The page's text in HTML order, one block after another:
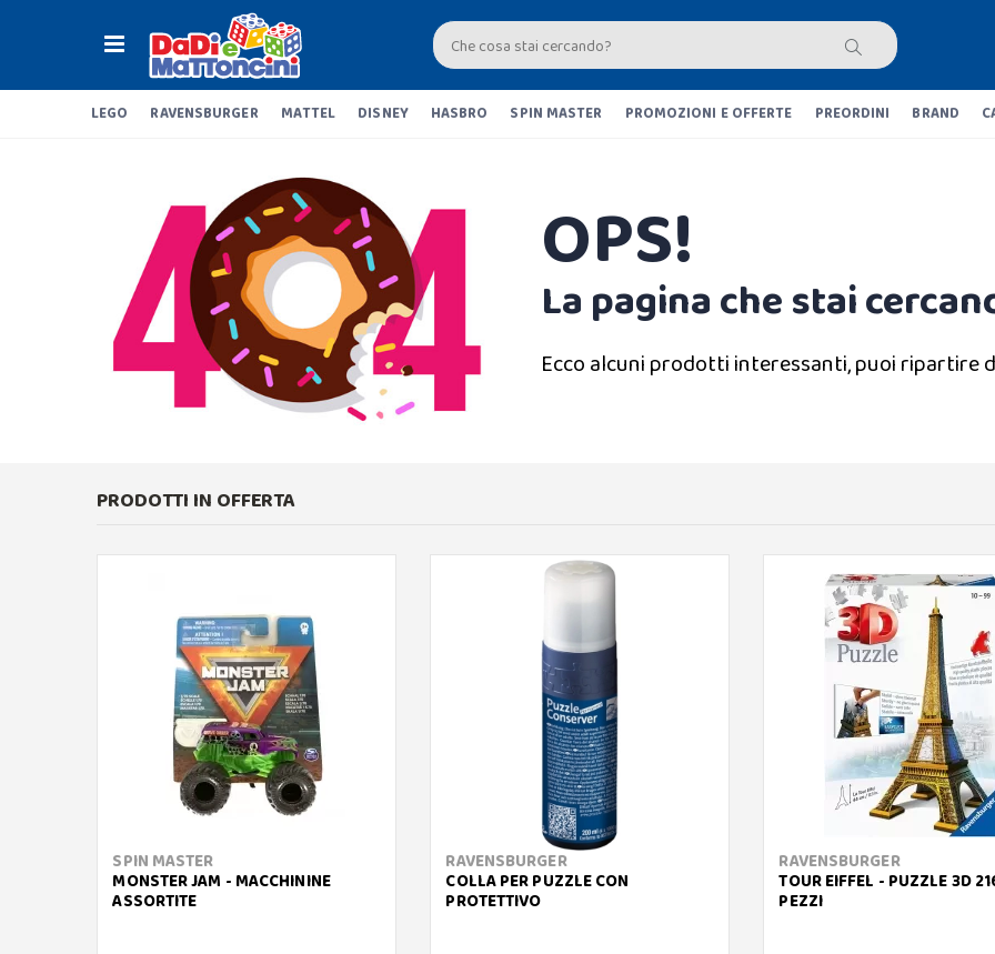
LEGO RAVENSBURGER MATTEL DISNEY HASBRO SPIN MASTER PROMOZIONI E OFFERTE PREORDINI BRAND
OPS!
La pagina che stai
Ecco alcuni prodotti interessanti, puoi ripartire
PRODOTTI IN OFFERTA
SPIN MASTER
MONSTER JAM - MACCHININE
ASSORTITE
RAVENSBURGER
COLLA PER PUZZLE CON
PROTETTIVO
RAVENSBURGER
TOUR EIFFEL - PUZZLE 3D
PEZZI